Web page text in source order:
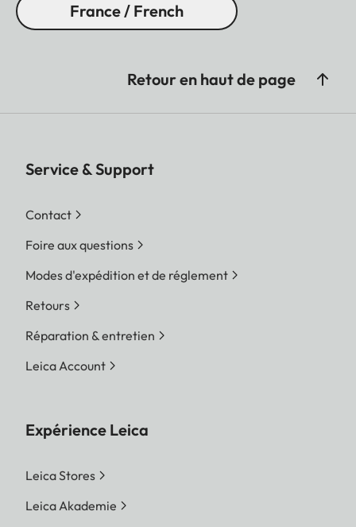
France / French
Retour en haut de page
Service & Support
Contact
Foire aux questions
Modes d'expédition et de réglement
Retours
Réparation & entretien
Leica Account
Expérience Leica
Leica Stores
Leica Akademie